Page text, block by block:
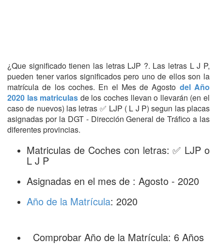
¿Que significado tienen las letras LJP ?. Las letras L J P,
pueden tener varios significados pero uno de ellos son la
matrícula de los coches. En el Mes de Agosto del Año
2020 las matriculas de los coches llevan o llevarán (en el
caso de nuevos) las letras ✅ LJP ( L J P) segun las placas
asignadas por la DGT - Dirección General de Tráfico a las
diferentes provincias.
Matriculas de Coches con letras: ✅ LJP o
L J P
Asignadas en el mes de : Agosto - 2020
Año de la Matrícula: 2020
Comprobar Año de la Matrícula: 6 Años